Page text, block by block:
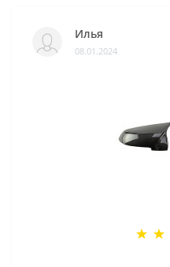
Илья
08.01.2024